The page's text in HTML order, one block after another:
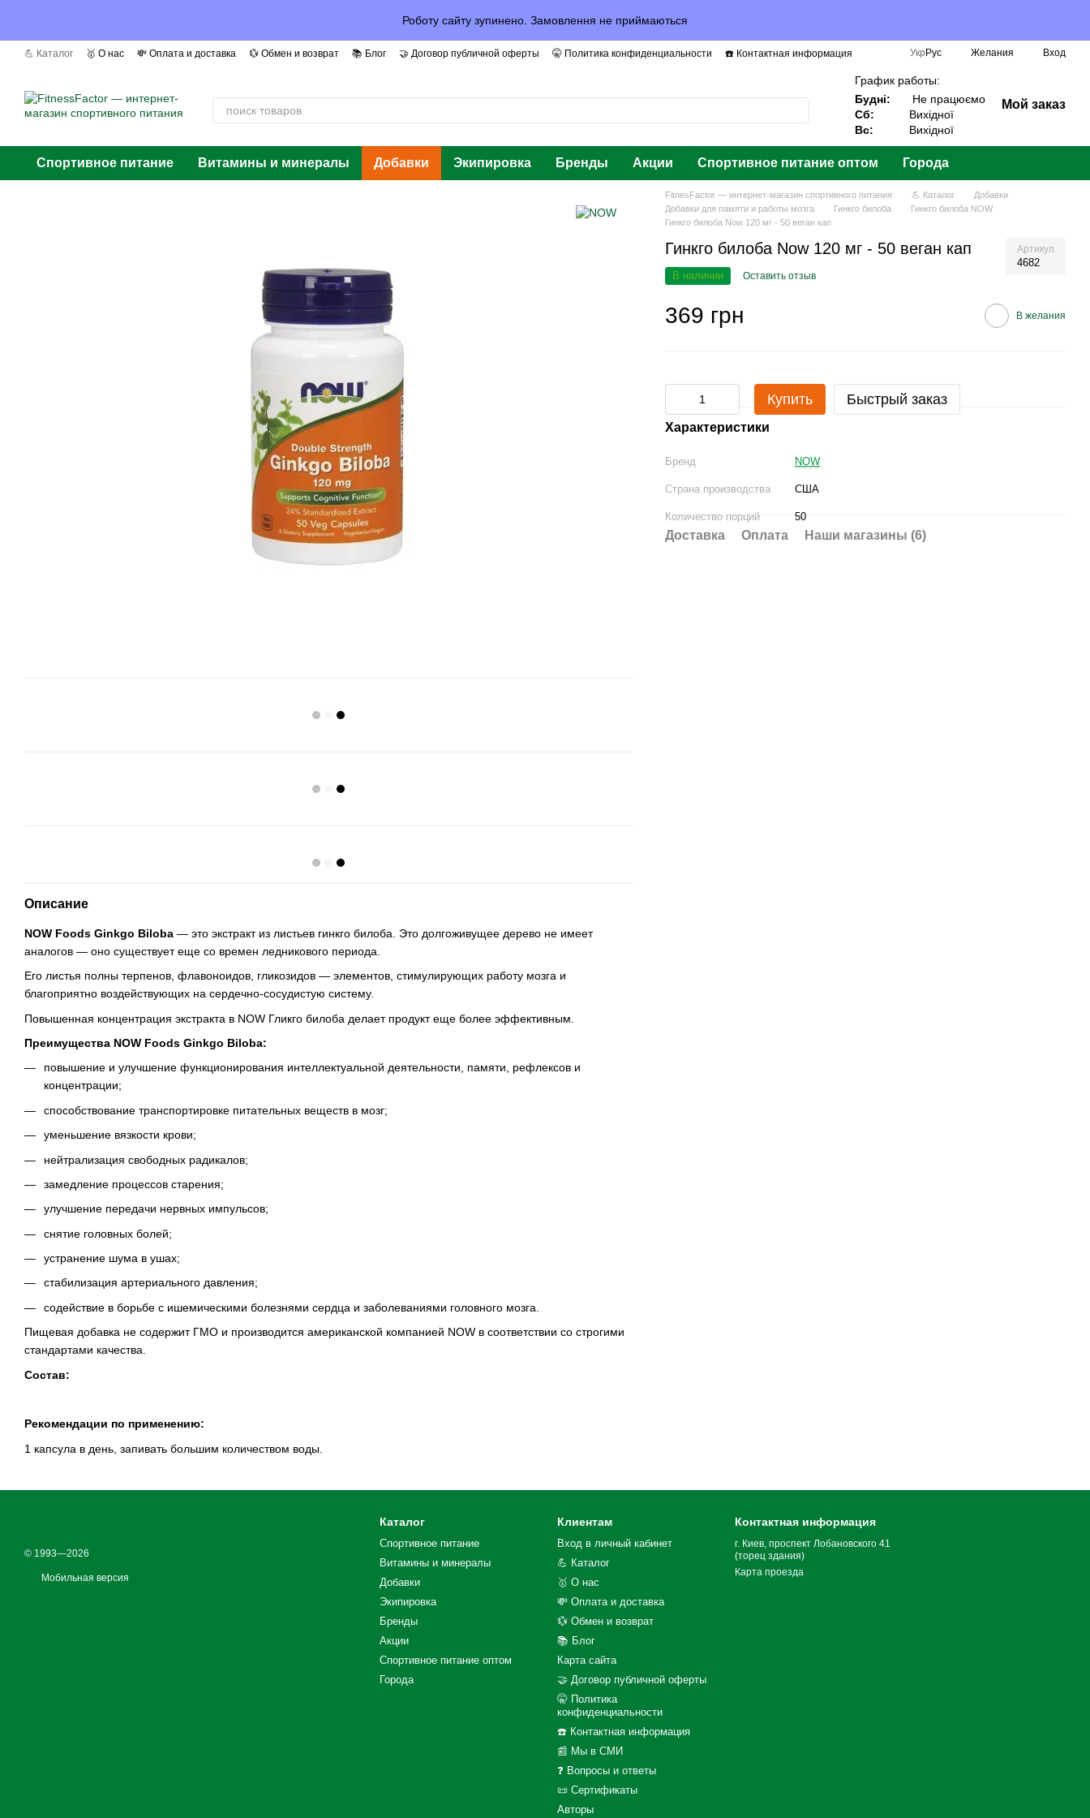
Роботу сайту зупинено. Замовлення не приймаються
💪 Каталог 🥇 О нас 💸 Оплата и доставка 💱 Обмен и возврат 📚 Блог 🤝 Договор публичной оферты 🤫 Политика конфиденциальности
☎️ Контактная информация
Укр Рус Желания Вход
График работы:
Будні:
Не працюємо
Сб:
Вихідної
Вс:
Вихідної
Мой заказ
Спортивное питание Витамины и минералы Добавки Экипировка Бренды Акции Спортивное питание оптом Города
Описание
NOW Foods Ginkgo Biloba — это экстракт из листьев гинкго билоба. Это долгоживущее дерево не имеет
аналогов — оно существует еще со времен ледникового периода.
Его листья полны терпенов, флавоноидов, гликозидов — элементов, стимулирующих работу мозга и
благоприятно воздействующих на сердечно-сосудистую систему.
Повышенная концентрация экстракта в NOW Гликго билоба делает продукт еще более эффективным.
Преимущества NOW Foods Ginkgo Biloba:
повышение и улучшение функционирования интеллектуальной деятельности, памяти, рефлексов и
концентрации;
способствование транспортировке питательных веществ в мозг;
уменьшение вязкости крови;
нейтрализация свободных радикалов;
замедление процессов старения;
улучшение передачи нервных импульсов;
снятие головных болей;
устранение шума в ушах;
стабилизация артериального давления;
содействие в борьбе с ишемическими болезнями сердца и заболеваниями головного мозга.
Пищевая добавка не содержит ГМО и производится американской компанией NOW в соответствии со строгими
стандартами качества.
Состав:
Рекомендации по применению:
1 капсула в день, запивать большим количеством воды.
FitnesFactor — интернет-магазин спортивного питания 💪 Каталог
Добавки
Добавки для памяти и работы мозга
Гинкго билоба
Гинкго билоба NOW
Гинкго билоба Now 120 мг - 50 веган кап
Гинкго билоба Now 120 мг - 50 веган кап Артикул
4682
В наличии
Оставить отзыв
369 грн В желания
Купить Быстрый заказ
Характеристики
Бренд NOW
Страна производства США
Количество порций 50
Доставка Оплата Наши магазины (6)
© 1993—2026
Мобильная версия
Каталог
Спортивное питание
Витамины и минералы
Добавки
Экипировка
Бренды
Акции
Спортивное питание оптом
Города
Клиентам
Вход в личный кабинет
💪 Каталог
🥇 О нас
💸 Оплата и доставка
💱 Обмен и возврат
📚 Блог
Карта сайта
🤝 Договор публичной оферты
🤫 Политика
конфиденциальности
☎️ Контактная информация
📰 Мы в СМИ
❓ Вопросы и ответы
📜 Сертификаты
Авторы
Контактная информация
г. Киев, проспект Лобановского 41
(торец здания)
Карта проезда